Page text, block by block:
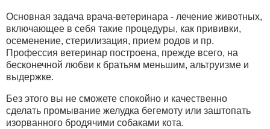
Основная задача врача-ветеринара - лечение животных,
включающее в себя такие процедуры, как прививки,
осеменение, стерилизация, прием родов и пр.
Профессия ветеринар построена, прежде всего, на
бесконечной любви к братьям меньшим, альтруизме и
выдержке.
Без этого вы не сможете спокойно и качественно
сделать промывание желудка бегемоту или заштопать
изорванного бродячими собаками кота.